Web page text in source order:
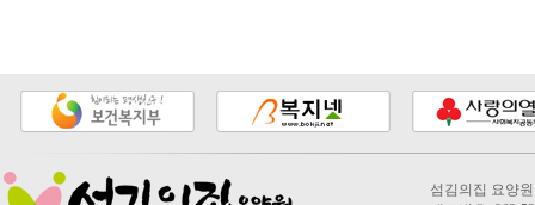
섬김의집 요양